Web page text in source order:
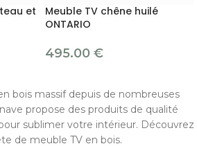
et
Meuble TV chêne huilé
ONTARIO
495.00 €
bois massif depuis de nombreuses
propose des produits de qualité
sublimer votre intérieur. Découvrez
de meuble TV en bois.